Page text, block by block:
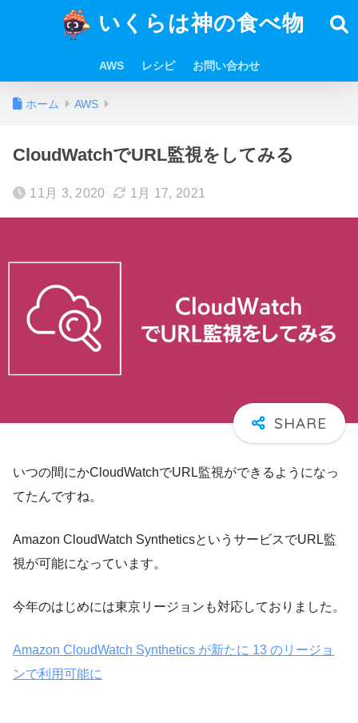
いくらは神の食べ物
AWS レシピ お問い合わせ
ホーム AWS
CloudWatchでURL監視をしてみる
11月 3, 2020 1月 17, 2021
いつの間にかCloudWatchでURL監視ができるようになっ
てたんですね。
Amazon CloudWatch SyntheticsというサービスでURL監
視が可能になっています。
今年のはじめには東京リージョンも対応しておりました。
Amazon CloudWatch Synthetics が新たに 13 のリージョ
ンで利用可能に